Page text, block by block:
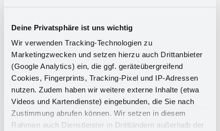
Deine Privatsphäre ist uns wichtig
Wir verwenden Tracking-Technologien zu
Marketingzwecken und setzen hierzu auch Drittanbieter
(Google Analytics) ein, die ggf. geräteübergreifend
Cookies, Fingerprints, Tracking-Pixel und IP-Adressen
nutzen. Zudem haben wir weitere externe Inhalte (etwa
Videos und Kartendienste) eingebunden, die Sie nach
Zustimmung abrufen können. Wir setzen in diesem
Rahmen auch Dienstleister in Drittländern außerhalb der
Hassas makara sistemleri ile delme
Delme işlemleri için, 0,8 mm ila 6 mm kalınlığındaki
bobin malzemelerini işleyebildiğimiz frenli makara
sistemleri kullanıyoruz. Maksimum bobin genişliği
1.000 mm'dir. 2.500 x 4.500 mm boyutuna kadar